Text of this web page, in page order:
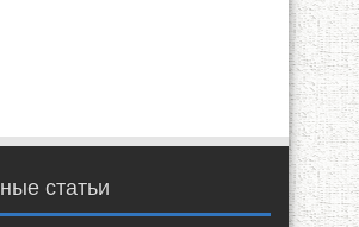
статьи